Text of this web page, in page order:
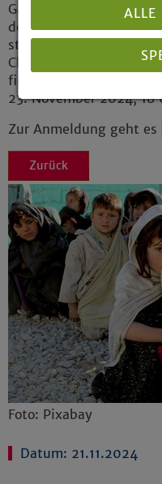
Gastprofessor am
der Universität Lund/
steht unter der
Christoph Zöpel,
findet vom 22.
23. November 2024,
Zur Anmeldung geht es
Zurück
Foto: Pixabay
Datum: 21.11.2024
ALLE